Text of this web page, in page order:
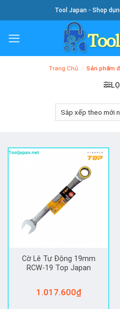
To
Content
Tool Japan - Shop
Trang Chủ / Sản phẩm
Cờ Lê Tự Động 19mm
RCW-19 Top Japan
1.017.600₫